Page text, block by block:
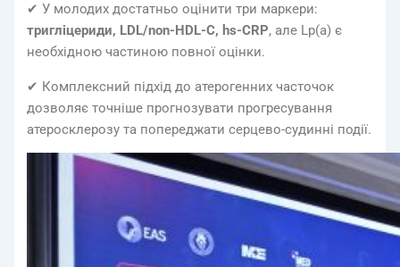
✔ У молодих достатньо оцінити три маркери:
тригліцериди, LDL/non-HDL-C, hs-CRP, але Lp(a) є
необхідною частиною повної оцінки.
✔ Комплексний підхід до атерогенних часточок
дозволяє точніше прогнозувати прогресування
атеросклерозу та попереджати серцево-судинні події.